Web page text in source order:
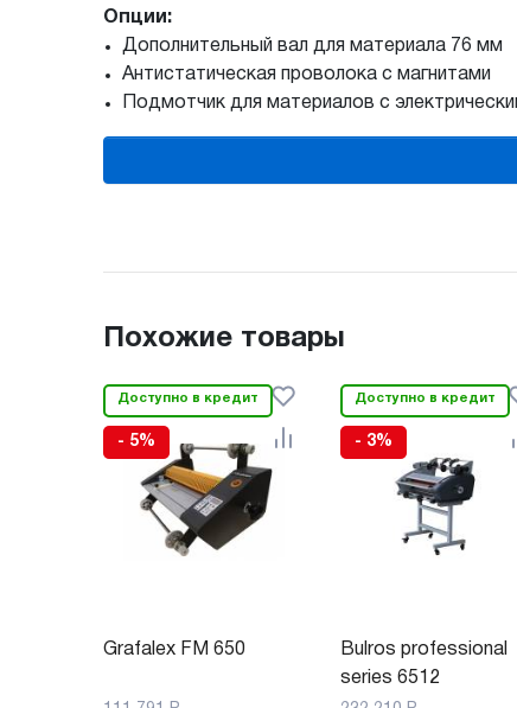
Опции:
Дополнительный вал для материала 76 мм
Антистатическая проволока с магнитами
Подмотчик для материалов с
Похожие товары
Доступно в кредит
- 5%
Grafalex FM 650
Доступно в кредит
- 3%
Bulros professional
series 6512